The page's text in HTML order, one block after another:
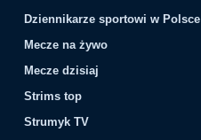
Dziennikarze sportowi w Polsce
Mecze na żywo
Mecze dzisiaj
Strims top
Strumyk TV